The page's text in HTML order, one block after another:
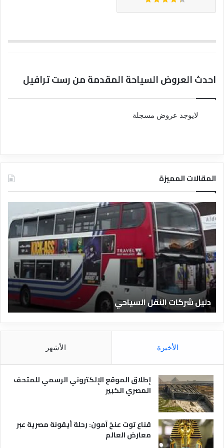
احدث العروض السياحة المقدمة من رست ترافيل
لايوجد عروض مسجلة
المقالات المميزة
ل
ي
ش
ر
ك
ا
ت
ل
ن
ق
ل
س
ح
ي
دليل شركات النقل السياحي
ا
ر
الأخيرة الأشهر
إطلاق الموقع الإلكتروني الرسمي للمتحف
المصري الكبير
قناع توت عنخ آمون: رحلة أيقونة مصرية عبر
معارض العالم